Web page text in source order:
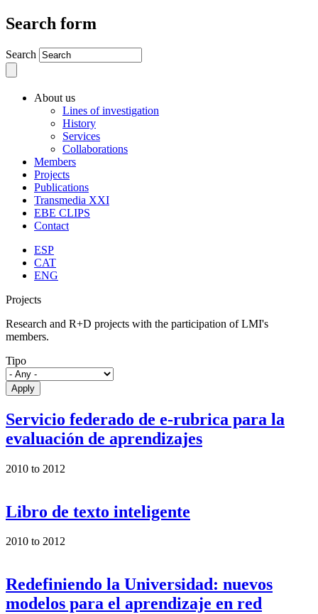
Search form
Search
About us
Lines of investigation
History
Services
Collaborations
Members
Projects
Publications
Transmedia XXI
EBE CLIPS
Contact
ESP
CAT
ENG
Projects
Research and R+D projects with the participation of LMI's
members.
Tipo
Servicio federado de e-rubrica para la
evaluación de aprendizajes
2010 to 2012
Libro de texto inteligente
2010 to 2012
Redefiniendo la Universidad: nuevos
modelos para el aprendizaje en red